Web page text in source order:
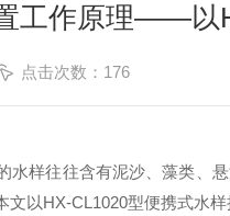
工作原理——以
点击次数：176
水样往往含有泥沙、藻类、
以HX-CL1020型便携式水